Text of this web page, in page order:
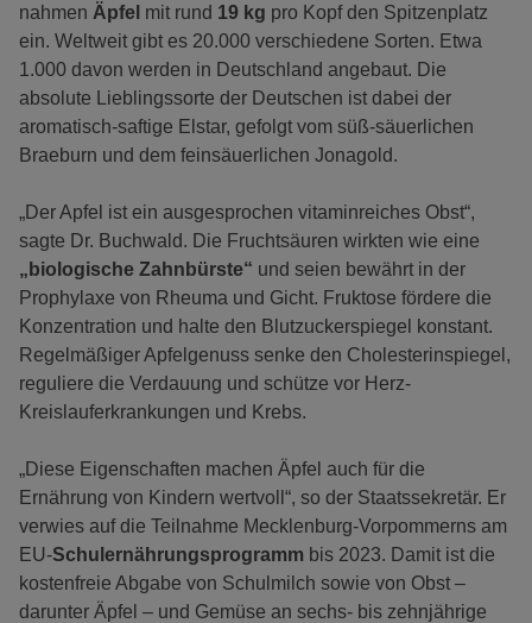
nahmen Äpfel mit rund 19 kg pro Kopf den Spitzenplatz
ein. Weltweit gibt es 20.000 verschiedene Sorten. Etwa
1.000 davon werden in Deutschland angebaut. Die
absolute Lieblingssorte der Deutschen ist dabei der
aromatisch-saftige Elstar, gefolgt vom süß-säuerlichen
Braeburn und dem feinsäuerlichen Jonagold.
„Der Apfel ist ein ausgesprochen vitaminreiches Obst“,
sagte Dr. Buchwald. Die Fruchtsäuren wirkten wie eine
„biologische Zahnbürste“ und seien bewährt in der
Prophylaxe von Rheuma und Gicht. Fruktose fördere die
Konzentration und halte den Blutzuckerspiegel konstant.
Regelmäßiger Apfelgenuss senke den Cholesterinspiegel,
reguliere die Verdauung und schütze vor Herz-
Kreislauferkrankungen und Krebs.
„Diese Eigenschaften machen Äpfel auch für die
Ernährung von Kindern wertvoll“, so der Staatssekretär. Er
verwies auf die Teilnahme Mecklenburg-Vorpommerns am
EU-Schulernährungsprogramm bis 2023. Damit ist die
kostenfreie Abgabe von Schulmilch sowie von Obst –
darunter Äpfel – und Gemüse an sechs- bis zehnjährige